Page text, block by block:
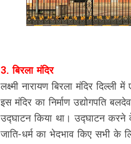
3. बिरला मंदिर
लक्ष्मी नारायण बिरला मंदिर
इस मंदिर का निर्माण उद्योगपति
उद्घाटन किया था। उद्घाटन करने
जाति-धर्म का भेदभाव किए सभी के